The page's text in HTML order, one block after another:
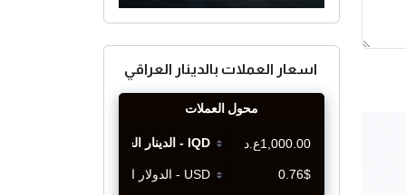
اسعار العملات بالدينار العراقي